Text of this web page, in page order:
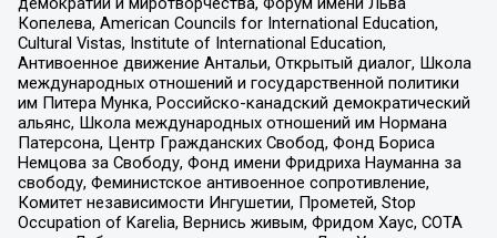
Копелева, American Councils for International Education,
Cultural Vistas, Institute of International Education,
Антивоенное движение Антальи, Открытый диалог, Школа
международных отношений и государственной политики
им Питера Мунка, Российско-канадский демократический
альянс, Школа международных отношений им Нормана
Патерсона, Центр Гражданских Свобод, Фонд Бориса
Немцова за Свободу, Фонд имени Фридриха Науманна за
свободу, Феминистское антивоенное сопротивление,
Комитет независимости Ингушетии, Прометей, Stop
Occupation of Karelia, Вернись живым, Фридом Хаус, СОТА